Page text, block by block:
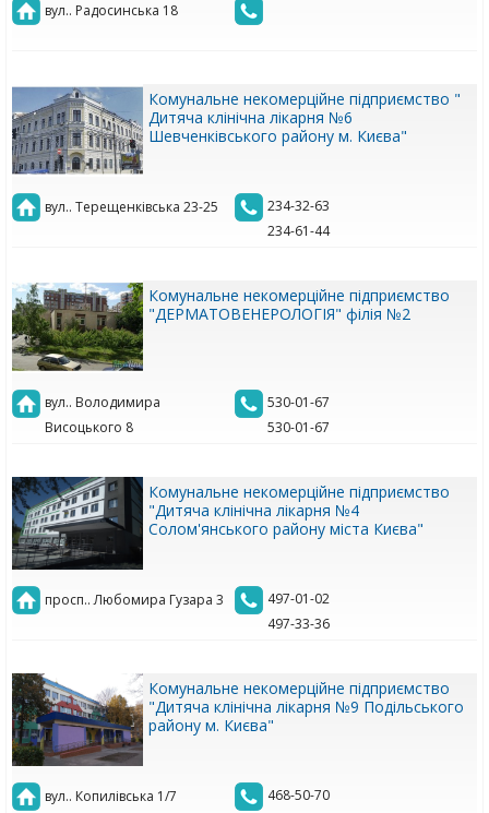
вул.. Радосинська 18
Комунальне некомерційне підприємство "
Дитяча клінічна лікарня №6
Шевченківського району м. Києва"
вул.. Терещенківська 23-25
234-32-63
234-61-44
Комунальне некомерційне підприємство
"ДЕРМАТОВЕНЕРОЛОГІЯ" філія №2
вул.. Володимира
Висоцького 8
530-01-67
530-01-67
Комунальне некомерційне підприємство
"Дитяча клінічна лікарня №4
Солом'янського району міста Києва"
просп.. Любомира Гузара 3
497-01-02
497-33-36
Комунальне некомерційне підприємство
"Дитяча клінічна лікарня №9 Подільського
району м. Києва"
вул.. Копилівська 1/7
468-50-70